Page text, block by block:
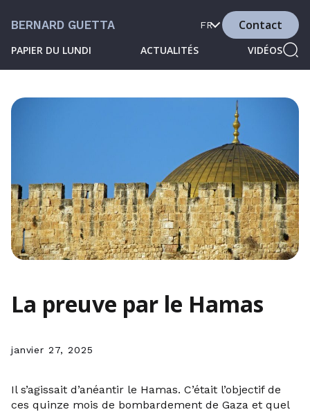
BERNARD GUETTA
PAPIER DU LUNDI ACTUALITÉS VIDÉOS
FR Contact
La preuve par le Hamas
janvier 27, 2025
Il s’agissait d’anéantir le Hamas. C’était l’objectif de
ces quinze mois de bombardement de Gaza et quel